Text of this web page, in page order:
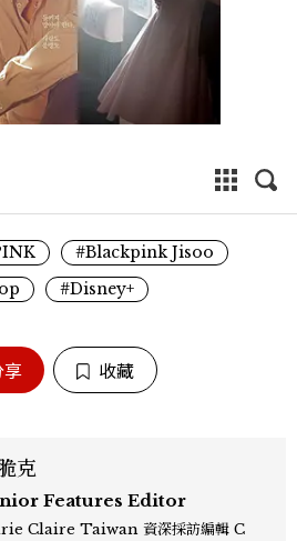
#Blackpink Jisoo
#Disney+
享 收藏
克
Features Editor
Claire Taiwan 資深採訪編輯 C